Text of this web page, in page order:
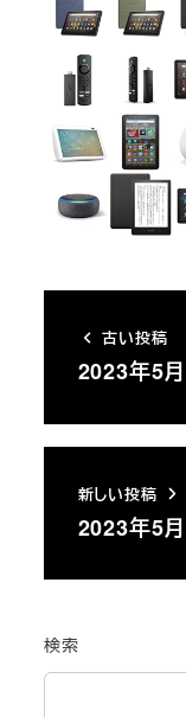
古い投稿
2023年5
新しい投稿
2023年5
検索